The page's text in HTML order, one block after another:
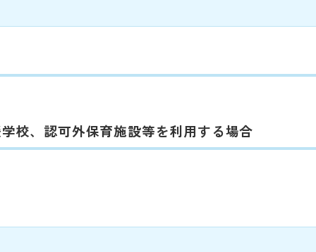
校、認可外保育施設等を利用する場合